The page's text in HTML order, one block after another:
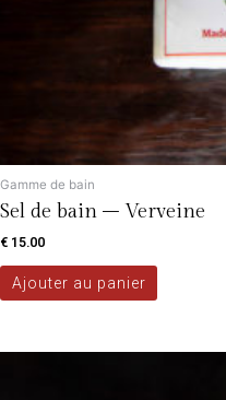
Gamme de bain
Sel de bain – Verveine
€ 15.00
Ajouter au panier